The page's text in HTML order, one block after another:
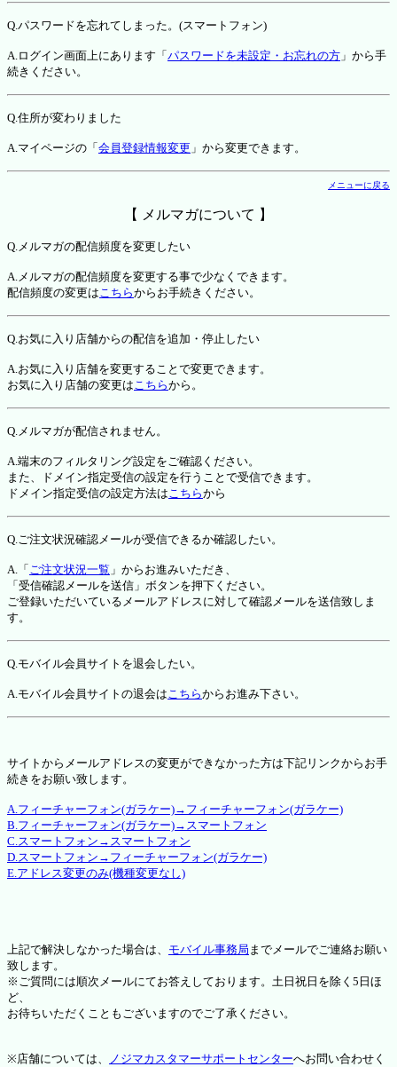
Q.パスワードを忘れてしまった。(スマートフォン)
A.ログイン画面上にあります「 パスワードを未設定・お忘れの方 」から手
続きください。
Q.住所が変わりました
A.マイページの「 会員登録情報変更 」から変更できます。
メニューに戻る
【 メルマガについて 】
Q.メルマガの配信頻度を変更したい
A.メルマガの配信頻度を変更する事で少なくできます。
配信頻度の変更はこちらからお手続きください。
Q.お気に入り店舗からの配信を追加・停止したい
A.お気に入り店舗を変更することで変更できます。
お気に入り店舗の変更はこちらから。
Q.メルマガが配信されません。
A.端末のフィルタリング設定をご確認ください。
また、ドメイン指定受信の設定を行うことで受信できます。
ドメイン指定受信の設定方法はこちらから
Q.ご注文状況確認メールが受信できるか確認したい。
A.「 ご注文状況一覧 」からお進みいただき、
「受信確認メールを送信」ボタンを押下ください。
ご登録いただいているメールアドレスに対して確認メールを送信致しま
す。
Q.モバイル会員サイトを退会したい。
A.モバイル会員サイトの退会はこちらからお進み下さい。
サイトからメールアドレスの変更ができなかった方は下記リンクからお手
続きをお願い致します。
A.フィーチャーフォン(ガラケー)→フィーチャーフォン(ガラケー)
B.フィーチャーフォン(ガラケー)→スマートフォン
C.スマートフォン→スマートフォン
D.スマートフォン→フィーチャーフォン(ガラケー)
E.アドレス変更のみ(機種変更なし)
上記で解決しなかった場合は、 モバイル事務局 までメールでご連絡お願い
致します。
※ご質問には順次メールにてお答えしております。土日祝日を除く5日ほ
ど、
お待ちいただくこともございますのでご了承ください。
※店舗については、 ノジマカスタマーサポートセンターへお問い合わせく